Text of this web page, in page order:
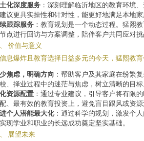
化深度服务 ：深刻理解临沂地区的教育环境
议更具实操性和针对性，能更好地满足本地家
跟踪服务 ：教育规划是一个动态过程。猛熙
点进行回访与方案调整，陪伴客户共同应对挑
价值与意义
息爆炸且教育选择日益多元的今天，猛熙教育
焦虑，明确方向 ：帮助客户及其家庭在纷繁
、择业过程中的迷茫与焦虑，树立清晰的目标
资源配置 ：通过专业建议，引导客户将有限
、最有效的教育投资上，避免盲目跟风或资源
个人潜能最大化：通过科学的规划，激发个
现学业和职业的长远成功奠定坚实基础。
展望未来